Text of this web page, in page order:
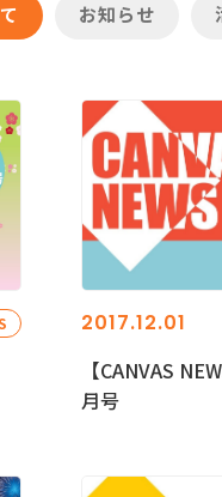
お知らせ
2017.12.01
【CANVAS
月号